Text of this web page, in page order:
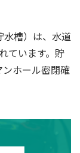
水槽）は、水道
ています。貯
ホール密閉確